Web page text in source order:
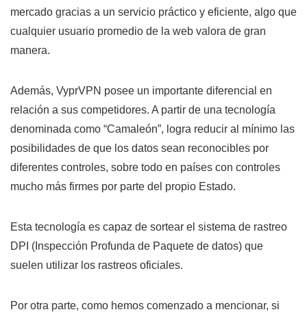
mercado gracias a un servicio práctico y eficiente, algo que
cualquier usuario promedio de la web valora de gran
manera.
Además, VyprVPN posee un importante diferencial en
relación a sus competidores. A partir de una tecnología
denominada como “Camaleón”, logra reducir al mínimo las
posibilidades de que los datos sean reconocibles por
diferentes controles, sobre todo en países con controles
mucho más firmes por parte del propio Estado.
Esta tecnología es capaz de sortear el sistema de rastreo
DPI (Inspección Profunda de Paquete de datos) que
suelen utilizar los rastreos oficiales.
Por otra parte, como hemos comenzado a mencionar, si